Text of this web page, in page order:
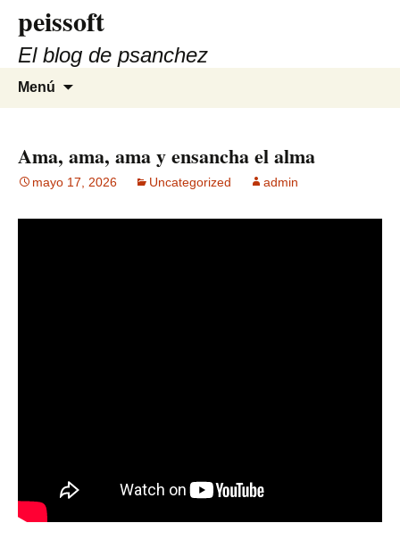
contenido
peissoft
El blog de psanchez
Menú
Ama, ama, ama y ensancha el alma
mayo 17, 2026 Uncategorized admin